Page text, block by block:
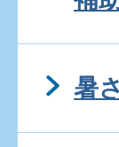
暑